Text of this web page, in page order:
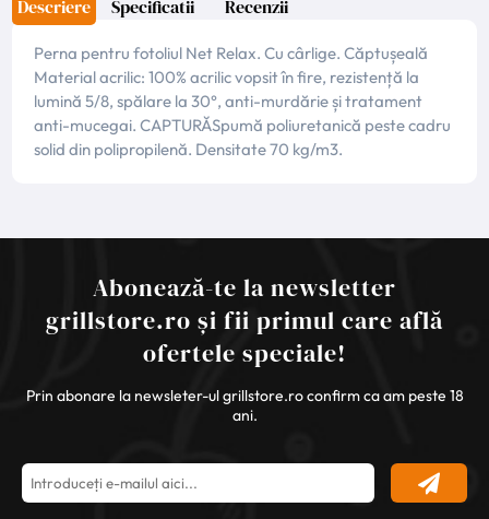
Descriere Specificatii Recenzii
Perna pentru fotoliul Net Relax. Cu cârlige. Căptușeală
Material acrilic: 100% acrilic vopsit în fire, rezistență la
lumină 5/8, spălare la 30°, anti-murdărie și tratament
anti-mucegai. CAPTURĂSpumă poliuretanică peste cadru
solid din polipropilenă. Densitate 70 kg/m3.
Abonează-te la newsletter
grillstore.ro și fii primul care află
ofertele speciale!
Prin abonare la newsleter-ul grillstore.ro confirm ca am peste 18
ani.